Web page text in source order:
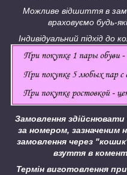
Можливе відшиття в
враховуємо будь-
Індивідуальний підхід
Замовлення
за номером, зазначеним
замовлення через
взуття в
Термін виготовлення